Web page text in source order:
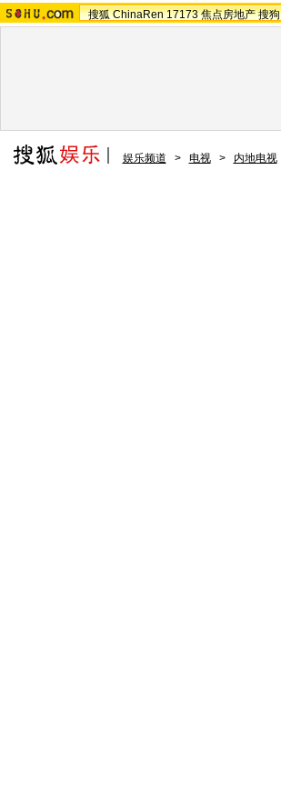
搜狐 ChinaRen 17173 焦点房地产 搜狗
娱乐频道 > 电视 > 内地电视